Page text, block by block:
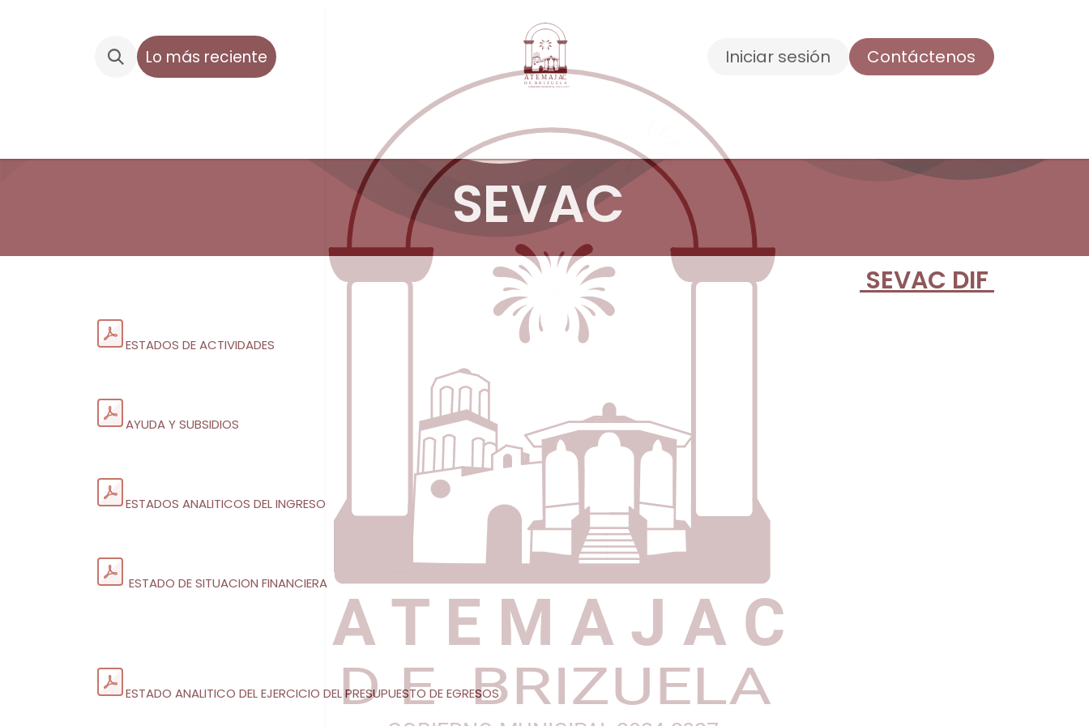
Lo más reciente Iniciar sesión Contáctenos
Trámites y servicios Gobierno Transparencia
SEVAC
SEVAC DIF
ESTADOS DE ACTIVIDADES
AYUDA Y SUBSIDIOS​
ESTADOS ANALITICOS DEL INGRESO
ESTADO DE SITUACION FINANCIERA
ESTADO ANALITICO DEL EJERCICIO DEL PRESUPUESTO DE EGRESOS